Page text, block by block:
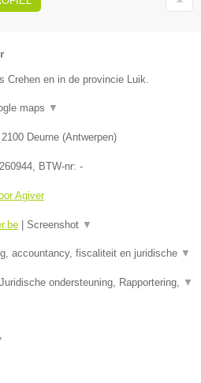
Crehen en in de provincie Luik.
maps ▼
2100 Deurne (Antwerpen)
, BTW-nr: -
Agiver
Screenshot ▼
accountancy, fiscaliteit en juridische ▼
ondersteuning, Rapportering, ▼